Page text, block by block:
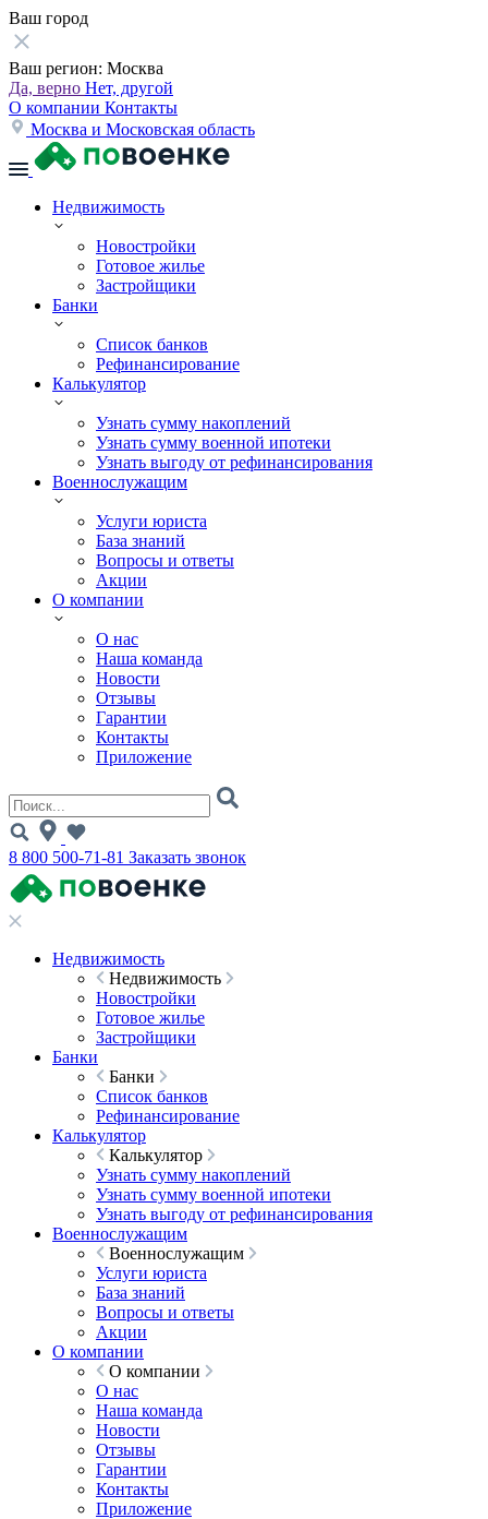
Ваш город
Ваш регион: Москва
Да, верно Нет, другой
О компании Контакты
Москва и Московская область
Недвижимость
Новостройки
Готовое жилье
Застройщики
Банки
Список банков
Рефинансирование
Калькулятор
Узнать сумму накоплений
Узнать сумму военной ипотеки
Узнать выгоду от рефинансирования
Военнослужащим
Услуги юриста
База знаний
Вопросы и ответы
Акции
О компании
О нас
Наша команда
Новости
Отзывы
Гарантии
Контакты
Приложение
8 800 500-71-81 Заказать звонок
Недвижимость
Недвижимость
Новостройки
Готовое жилье
Застройщики
Банки
Банки
Список банков
Рефинансирование
Калькулятор
Калькулятор
Узнать сумму накоплений
Узнать сумму военной ипотеки
Узнать выгоду от рефинансирования
Военнослужащим
Военнослужащим
Услуги юриста
База знаний
Вопросы и ответы
Акции
О компании
О компании
О нас
Наша команда
Новости
Отзывы
Гарантии
Контакты
Приложение